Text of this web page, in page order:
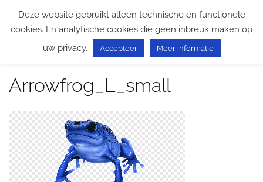
Arrowfrog_L_small
Deze website gebruikt alleen technische en functionele
cookies. En analytische cookies die geen inbreuk maken op
uw privacy.
Accepteer Meer informatie